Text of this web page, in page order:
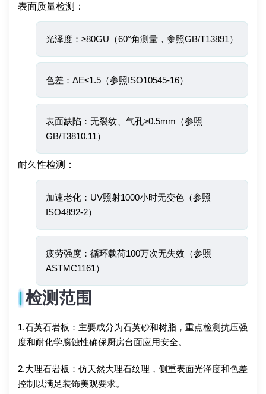
表面质量检测：
光泽度：≥80GU（60°角测量，参照GB/T13891）
色差：ΔE≤1.5（参照ISO10545-16）
表面缺陷：无裂纹、气孔≥0.5mm（参照
GB/T3810.11）
耐久性检测：
加速老化：UV照射1000小时无变色（参照
ISO4892-2）
疲劳强度：循环载荷100万次无失效（参照
ASTMC1161）
检测范围
1.石英石岩板：主要成分为石英砂和树脂，重点检测抗压强
度和耐化学腐蚀性确保厨房台面应用安全。
2.大理石岩板：仿天然大理石纹理，侧重表面光泽度和色差
控制以满足装饰美观要求。